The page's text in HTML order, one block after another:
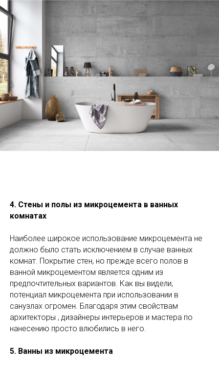
4. Стены и полы из микроцемента в ванных
комнатах
Наиболее широкое использование микроцемента не
должно было стать исключением в случае ванных
комнат. Покрытие стен, но прежде всего полов в
ванной микроцементом является одним из
предпочтительных вариантов. Как вы видели,
потенциал микроцемента при использовании в
санузлах огромен. Благодаря этим свойствам
архитекторы , дизайнеры интерьеров и мастера по
нанесению просто влюбились в него.
5. Ванны из микроцемента